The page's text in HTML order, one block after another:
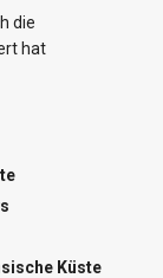
die
hat
Küste